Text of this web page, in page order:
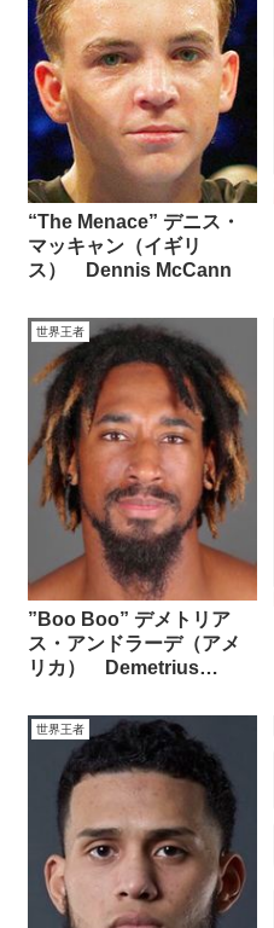
“The Menace” デニス・
マッキャン（イギリ
ス） Dennis McCann
世界王者
”Boo Boo” デメトリア
ス・アンドラーデ（アメ
リカ） Demetrius
世界王者